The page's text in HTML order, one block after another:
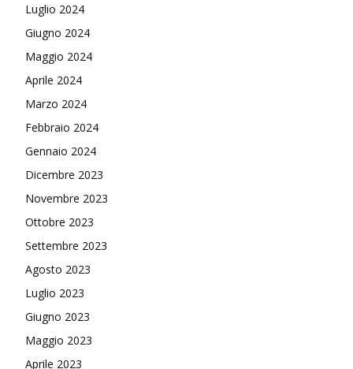
Luglio 2024
Giugno 2024
Maggio 2024
Aprile 2024
Marzo 2024
Febbraio 2024
Gennaio 2024
Dicembre 2023
Novembre 2023
Ottobre 2023
Settembre 2023
Agosto 2023
Luglio 2023
Giugno 2023
Maggio 2023
Aprile 2023